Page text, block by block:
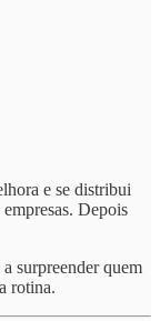
e se distribui
Depois
surpreender quem
rotina.